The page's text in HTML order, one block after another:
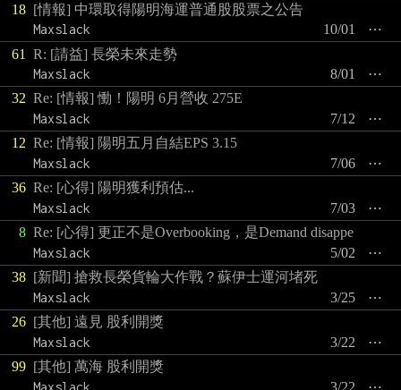
18 [情報] 中環取得陽明海運普通股股票之公告
Maxslack
⋯
10/01
61
R: [請益] 長榮未來走勢
Maxslack
⋯
8/01
32 Re: [情報] 慟！陽明 6月營收 275E
Maxslack
⋯
7/12
12 Re: [情報] 陽明五月自結EPS 3.15
Maxslack
⋯
7/06
36 Re: [心得] 陽明獲利預估...
Maxslack
⋯
7/03
8 Re: [心得] 更正不是Overbooking，是Demand disappe
Maxslack
⋯
5/02
38 [新聞] 搶救長榮貨輪大作戰？蘇伊士運河堵死
Maxslack
⋯
3/25
26 [其他] 遠見 股利開獎
Maxslack
⋯
3/22
99 [其他] 萬海 股利開獎
Maxslack
⋯
3/22